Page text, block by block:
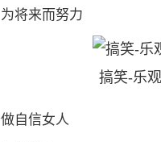
为将来而努力
搞笑-乐
做自信女人